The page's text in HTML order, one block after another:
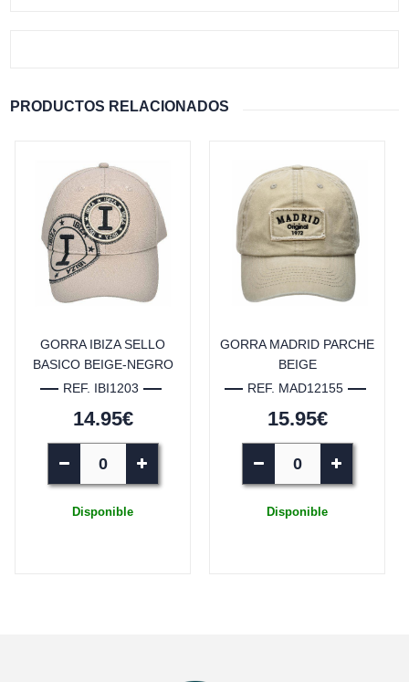
PRODUCTOS RELACIONADOS
GORRA IBIZA SELLO
BASICO BEIGE-NEGRO
REF. IBI1203
14.95€
Disponible
GORRA MADRID PARCHE
BEIGE
REF. MAD12155
15.95€
Disponible